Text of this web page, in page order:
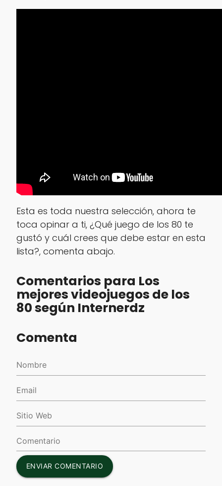
Esta es toda nuestra selección, ahora te
toca opinar a ti, ¿Qué juego de los 80 te
gustó y cuál crees que debe estar en esta
lista?, comenta abajo.
Comentarios para Los
mejores videojuegos de los
80 según Internerdz
Comenta
ENVIAR COMENTARIO